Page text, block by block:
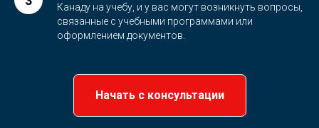
Канаду на учебу, и у вас могут возникнуть вопросы,
связанные с учебными программами или
оформлением документов.
Начать с консультации